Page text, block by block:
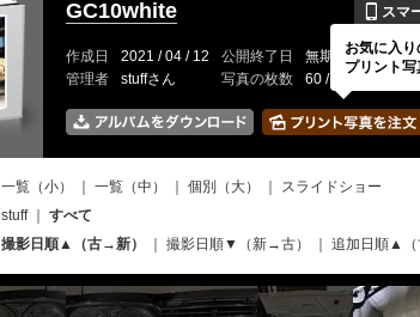
GC10white 📱 スマ
作成日 2021 / 04 / 12 公開終了日 無期限 イ
管理者
stuffさん 写真の枚数 60 / 2000枚
一覧（小） 一覧（中） 個別（大）
スライドショー
stuff｜ すべて
撮影日順▲（古→新）
撮影日順▼（新→古） 追加日順▲（
お気に入
プリント